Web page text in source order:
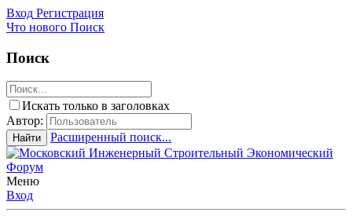
Вход Регистрация
Что нового Поиск
Поиск
Искать только в заголовках
Автор:
Найти Расширенный поиск...
Меню
Вход